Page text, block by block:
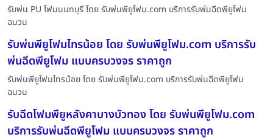
รับพ่น PU โฟมนนทบุรี โดย รับพ่นพียูโฟม.com บริการรับพ่นฉีดพียูโฟม
ฉนวน
รับพ่นพียูโฟมไทรน้อย โดย รับพ่นพียูโฟม.com บริการรับ
พ่นฉีดพียูโฟม แบบครบวงจร ราคาถูก
รับพ่นพียูโฟมไทรน้อย โดย รับพ่นพียูโฟม.com บริการรับพ่นฉีดพียูโฟม
ฉนวน
รับฉีดโฟมพียูหลังคาบางบัวทอง โดย รับพ่นพียูโฟม.com
บริการรับพ่นฉีดพียูโฟม แบบครบวงจร ราคาถูก